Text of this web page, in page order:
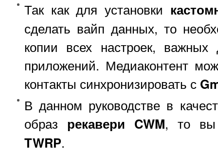
Так как для установки
сделать вайп данных, то
копии всех настроек,
приложений. Медиаконтент
контакты синхронизировать с
В данном руководстве в
образ рекавери CWM, то вы
TWRP.